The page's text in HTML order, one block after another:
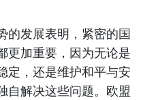
的发展表明，紧密的国
更加重要，因为无论是
定，还是维护和平与安
自解决这些问题。欧盟